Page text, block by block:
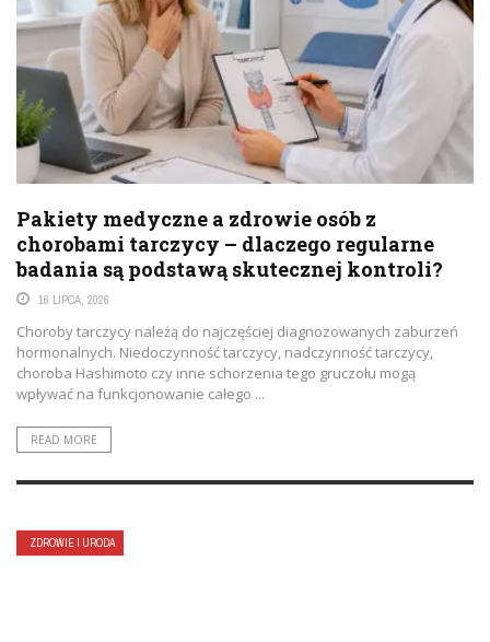
Pakiety medyczne a zdrowie osób z
chorobami tarczycy – dlaczego regularne
badania są podstawą skutecznej kontroli?
16 LIPCA, 2026
Choroby tarczycy należą do najczęściej diagnozowanych zaburzeń
hormonalnych. Niedoczynność tarczycy, nadczynność tarczycy,
choroba Hashimoto czy inne schorzenia tego gruczołu mogą
wpływać na funkcjonowanie całego ...
READ MORE
ZDROWIE I URODA